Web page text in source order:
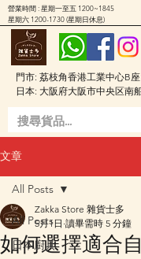
門市: 荔枝角香港工業中心B
日本: 大阪府大阪市中央区南
營業時間 : 星期一至五 1200~1845
星期六 1200-1730(星期日休息)
文章
All Posts
日本廚具
All Posts
如何選擇適合
Zakka Store 雜貨士多
5月1日 讀畢需時 5 分鐘